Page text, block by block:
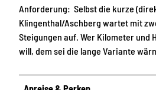
Anforderung: Selbst die kurze
Klingenthal/Aschberg wartet mit
Steigungen auf. Wer Kilometer und
will, dem sei die lange Variante